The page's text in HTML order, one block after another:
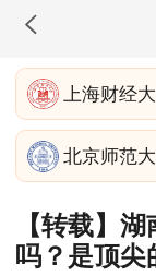
MBA工商管理
院校库 考试报
考试真题
报考
MEM工程管理
院校库 考试报
【转载】
吗？是顶尖